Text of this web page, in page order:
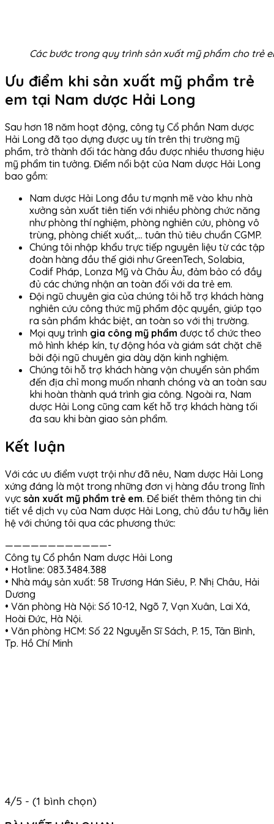
Các bước trong quy trình sản xuất mỹ phẩm cho trẻ
Ưu điểm khi sản xuất mỹ phẩm trẻ
em tại Nam dược Hải Long
Sau hơn 18 năm hoạt động, công ty Cổ phần Nam dược
Hải Long đã tạo dựng được uy tín trên thị trường mỹ
phẩm, trở thành đối tác hàng đầu được nhiều thương hiệu
mỹ phẩm tin tưởng. Điểm nổi bật của Nam dược Hải Long
bao gồm:
Nam dược Hải Long đầu tư mạnh mẽ vào khu nhà
xưởng sản xuất tiên tiến với nhiều phòng chức năng
như phòng thí nghiệm, phòng nghiên cứu, phòng vô
trùng, phòng chiết xuất,… tuân thủ tiêu chuẩn CGMP.
Chúng tôi nhập khẩu trực tiếp nguyên liệu từ các tập
đoàn hàng đầu thế giới như GreenTech, Solabia,
Codif Pháp, Lonza Mỹ và Châu Âu, đảm bảo có đầy
đủ các chứng nhận an toàn đối với da trẻ em.
Đội ngũ chuyên gia của chúng tôi hỗ trợ khách hàng
nghiên cứu công thức mỹ phẩm độc quyền, giúp tạo
ra sản phẩm khác biệt, an toàn so với thị trường.
Mọi quy trình gia công mỹ phẩm được tổ chức theo
mô hình khép kín, tự động hóa và giám sát chặt chẽ
bởi đội ngũ chuyên gia dày dặn kinh nghiệm.
Chúng tôi hỗ trợ khách hàng vận chuyển sản phẩm
đến địa chỉ mong muốn nhanh chóng và an toàn sau
khi hoàn thành quá trình gia công. Ngoài ra, Nam
dược Hải Long cũng cam kết hỗ trợ khách hàng tối
đa sau khi bàn giao sản phẩm.
Kết luận
Với các ưu điểm vượt trội như đã nêu, Nam dược Hải Long
xứng đáng là một trong những đơn vị hàng đầu trong lĩnh
vực sản xuất mỹ phẩm trẻ em. Để biết thêm thông tin chi
tiết về dịch vụ của Nam dược Hải Long, chủ đầu tư hãy liên
hệ với chúng tôi qua các phương thức:
————————————-
Công ty Cổ phần Nam dược Hải Long
• Hotline: 083.3484.388
• Nhà máy sản xuất: 58 Trương Hán Siêu, P. Nhị Châu, Hải
Dương
• Văn phòng Hà Nội: Số 10-12, Ngõ 7, Vạn Xuân, Lai Xá,
Hoài Đức, Hà Nội.
• Văn phòng HCM: Số 22 Nguyễn Sĩ Sách, P. 15, Tân Bình,
Tp. Hồ Chí Minh
4/5 - (1 bình chọn)